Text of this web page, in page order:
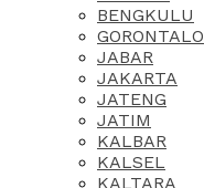
BENGKULU
GORONTALO
JABAR
JAKARTA
JATENG
JATIM
KALBAR
KALSEL
KALTARA